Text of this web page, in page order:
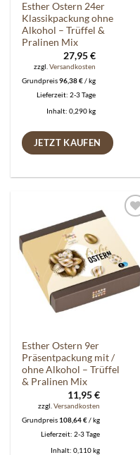
Esther Ostern 24er
Klassikpackung ohne
Alkohol – Trüffel &
Pralinen Mix
27,95€
zzgl.Versandkosten
Grundpreis96,38€/kg
Lieferzeit:2-3 Tage
Inhalt: 0,290kg
JETZT KAUFEN
Auf die
Wunschliste
Esther Ostern 9er
Präsentpackung mit /
ohne Alkohol – Trüffel
& Pralinen Mix
11,95€
zzgl.Versandkosten
Grundpreis 108,64€/kg
Lieferzeit:2-3 Tage
Inhalt: 0,110kg